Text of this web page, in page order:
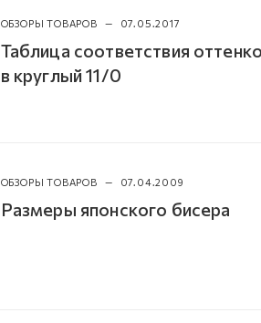
ОБЗОРЫ ТОВАРОВ — 07.05.2017
Таблица соответствия
в круглый 11/0
ОБЗОРЫ ТОВАРОВ — 07.04.2009
Размеры японского бисера